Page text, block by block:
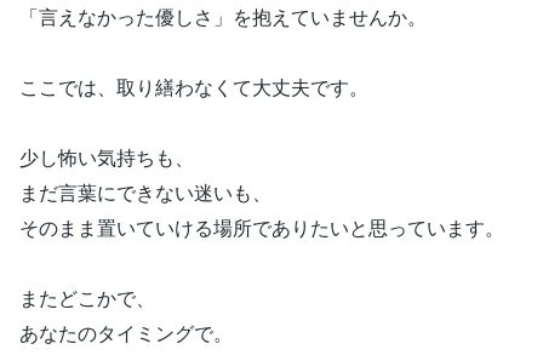
「言えなかった優しさ」を抱えていませんか。
ここでは、取り繕わなくて大丈夫です。
少し怖い気持ちも、
まだ言葉にできない迷いも、
そのまま置いていける場所でありたいと思っています。
またどこかで、
あなたのタイミングで。